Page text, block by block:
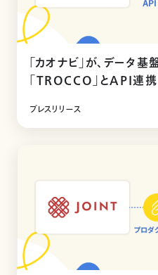
「カオナビ」が、データ
「TROCCO」とAPI連携
プレスリリース